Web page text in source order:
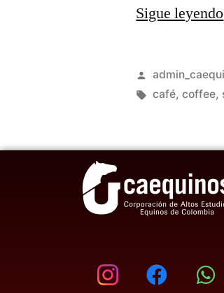
Sigue leyendo
café,coffee,